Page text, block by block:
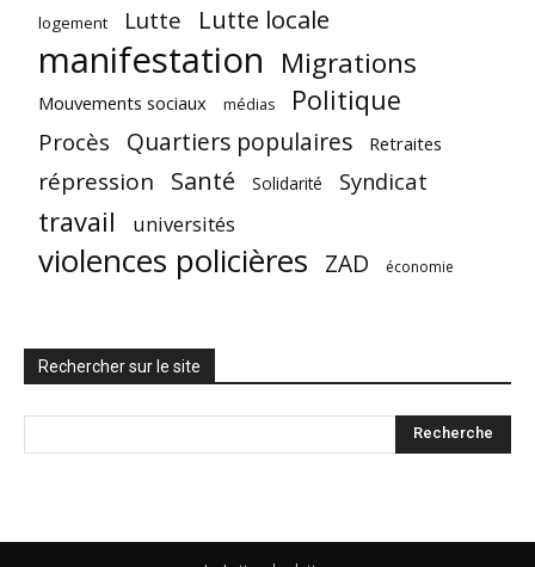
logement
Lutte Lutte locale
manifestation Migrations
Mouvements sociaux médias Politique
Procès Quartiers populaires Retraites
répression Santé Solidarité Syndicat
travail universités
violences policières ZAD économie
Rechercher sur le site